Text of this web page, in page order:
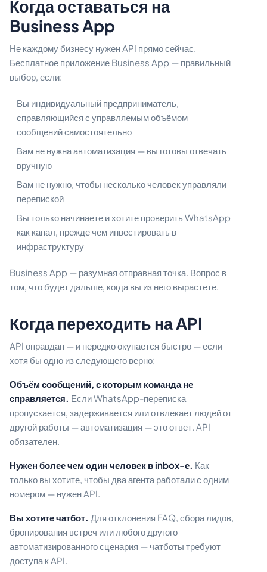
Когда оставаться на
Business App
Не каждому бизнесу нужен API прямо сейчас.
Бесплатное приложение Business App — правильный
выбор, если:
Вы индивидуальный предприниматель,
справляющийся с управляемым объёмом
сообщений самостоятельно
Вам не нужна автоматизация — вы готовы отвечать
вручную
Вам не нужно, чтобы несколько человек управляли
перепиской
Вы только начинаете и хотите проверить WhatsApp
как канал, прежде чем инвестировать в
инфраструктуру
Business App — разумная отправная точка. Вопрос в
том, что будет дальше, когда вы из него вырастете.
Когда переходить на API
API оправдан — и нередко окупается быстро — если
хотя бы одно из следующего верно:
Объём сообщений, с которым команда не
справляется. Если WhatsApp-переписка
пропускается, задерживается или отвлекает людей от
другой работы — автоматизация — это ответ. API
обязателен.
Нужен более чем один человек в inbox-е. Как
только вы хотите, чтобы два агента работали с одним
номером — нужен API.
Вы хотите чатбот. Для отклонения FAQ, сбора лидов,
бронирования встреч или любого другого
автоматизированного сценария — чатботы требуют
доступа к API.